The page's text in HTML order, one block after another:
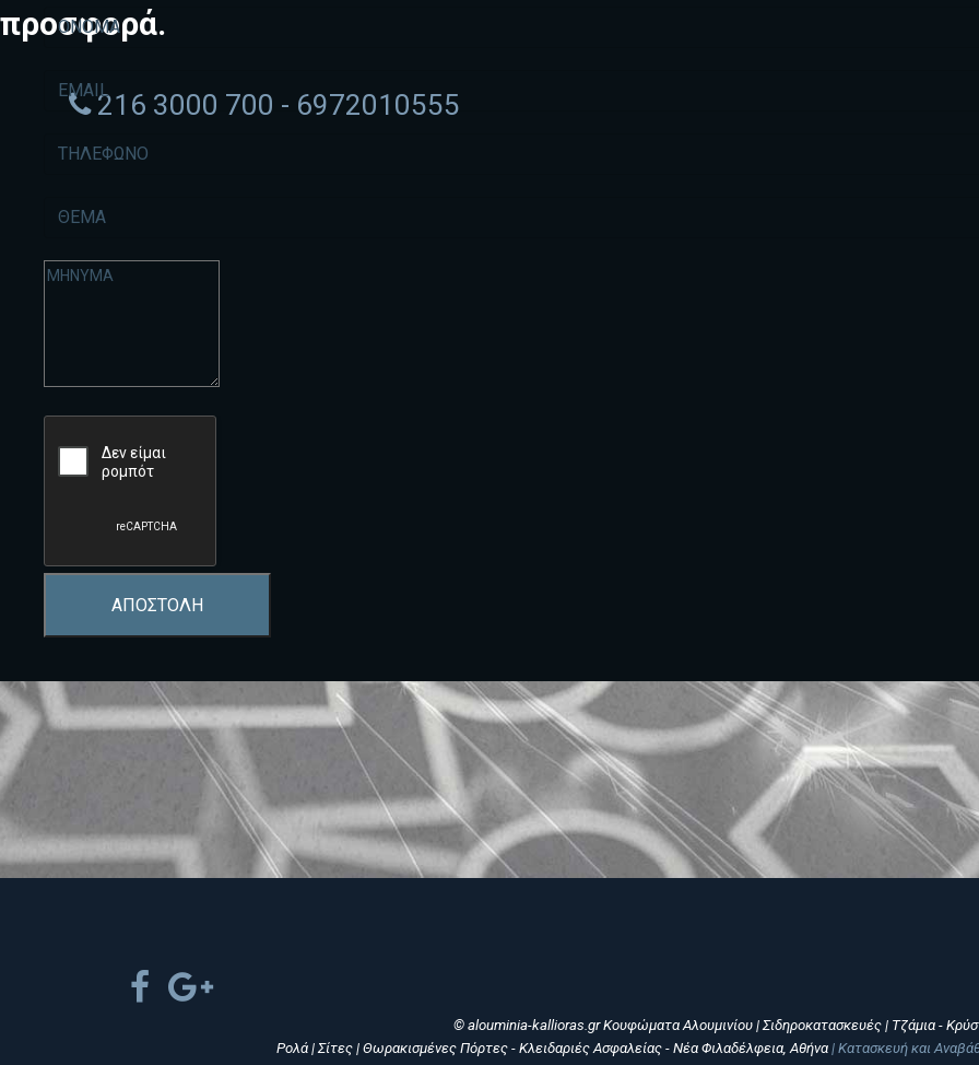
προσφορά.
216 3000 700 - 6972010555
ΑΠΟΣΤΟΛΗ
© alouminia-kallioras.gr Κουφώματα Αλουμινίου | Σιδηροκατασκευές | Τζάμια -
Ρολά | Σίτες | Θωρακισμένες Πόρτες - Κλειδαριές Ασφαλείας - Νέα Φιλαδέλφεια, Αθήνα | Κατασκευή και